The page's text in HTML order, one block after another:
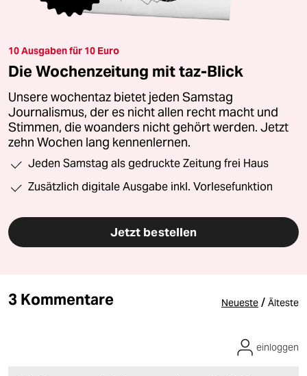
10 Ausgaben für 10 Euro
Die Wochenzeitung mit taz-Blick
Unsere wochentaz bietet jeden Samstag
Journalismus, der es nicht allen recht macht und
Stimmen, die woanders nicht gehört werden. Jetzt
zehn Wochen lang kennenlernen.
Jeden Samstag als gedruckte Zeitung frei Haus
Zusätzlich digitale Ausgabe inkl. Vorlesefunktion
Jetzt bestellen
3 Kommentare Neueste / Älteste
einloggen